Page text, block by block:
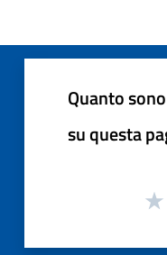
Quanto
su questa